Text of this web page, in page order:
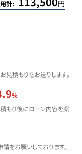
計: 円
積もりをお送りします。
%
もり後にローン内容を案
をお願いしております。